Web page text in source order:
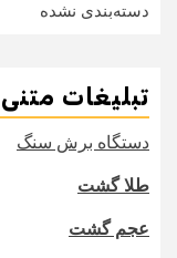
دسته‌بندی نشده
تبلیغات متنی
دستگاه برش سنگ
طلا گشت
عجم گشت